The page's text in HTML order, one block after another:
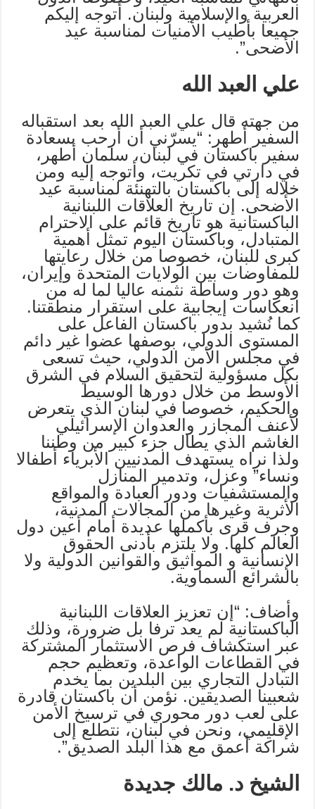
العربية والإسلامية ولبنان. أتوجه إليكم
جميعا بأطيب الأمنيات لمناسبة عيد
الأضحى”.
علي العبد الله
من جهته قال علي العبد الله بعد استقباله
السفير أطهر: “يسرّني أن أرحب بسعادة
سفير باكستان في لبنان، سلمان أطهر،
في دارتي في تكريت، وأتوجه إليه ومن
خلاله إلى باكستان بالتهنئة لمناسبة عيد
الأضحى. إن تاريخ العلاقات اللبنانية
الباكستانية هو تاريخ قائم على الاحترام
المتبادل، وباكستان اليوم تمثل أهمية
كبرى للبنان، خصوصا من خلال رعايتها
للمفاوضات بين الولايات المتحدة وإيران،
وهو دور وساطة نثمنه عاليا لما له من
انعكاسات إيجابية على استقرار منطقتنا.
كما نُشيد بدور باكستان الفاعل على
المستوى الدولي، بوصفها عضوا غير دائم
في مجلس الأمن الدولي، حيث تسعى
بكل مسؤولية لتحقيق السلام في الشرق
الأوسط من خلال دورها الوسيط
والحكيم، خصوصا في لبنان الذي يتعرض
لأعنف المجازر والعدوان الإسرائيلي
الغاشم الذي يطال جزء كبير من وطننا
ولذا نراه يستهدف المدنيين الأبرياء أطفالا
ونساء” وعزل، وتدمير المنازل
والمستشفيات ودور العبادة والمواقع
الأثرية وغيرها من المجالات المدنية،
وجرف قرى بأكملها عديدة أمام أعين دول
العالم كلها. ولا يلتزم بأدنى الحقوق
الإنسانية و المواثيق والقوانين الدولية ولا
بالشرائع السماوية.
وأضاف: “إن تعزيز العلاقات اللبنانية
الباكستانية لم يعد ترفا بل ضرورة، وذلك
عبر استكشاف فرص الاستثمار المشتركة
في القطاعات الواعدة، وتعظيم حجم
التبادل التجاري بين البلدين بما يخدم
شعبينا الصديقين. نؤمن أن باكستان قادرة
على لعب دور محوري في ترسيخ الأمن
الإقليمي، ونحن في لبنان، نتطلع إلى
شراكة أعمق مع هذا البلد الصديق”.
الشيخ د. مالك جديدة